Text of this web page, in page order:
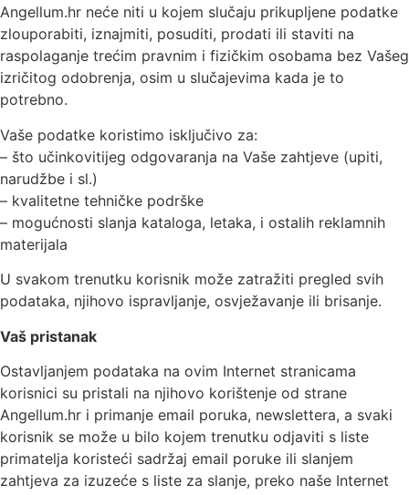
Angellum.hr neće niti u kojem slučaju prikupljene podatke
zlouporabiti, iznajmiti, posuditi, prodati ili staviti na
raspolaganje trećim pravnim i fizičkim osobama bez Vašeg
izričitog odobrenja, osim u slučajevima kada je to
potrebno.
Vaše podatke koristimo isključivo za:
– što učinkovitijeg odgovaranja na Vaše zahtjeve (upiti,
narudžbe i sl.)
– kvalitetne tehničke podrške
– mogućnosti slanja kataloga, letaka, i ostalih reklamnih
materijala
U svakom trenutku korisnik može zatražiti pregled svih
podataka, njihovo ispravljanje, osvježavanje ili brisanje.
Vaš pristanak
Ostavljanjem podataka na ovim Internet stranicama
korisnici su pristali na njihovo korištenje od strane
Angellum.hr i primanje email poruka, newslettera, a svaki
korisnik se može u bilo kojem trenutku odjaviti s liste
primatelja koristeći sadržaj email poruke ili slanjem
zahtjeva za izuzeće s liste za slanje, preko naše Internet